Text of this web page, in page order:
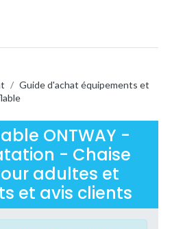
/ Guide d'achat équipements et
ONTWAY -
- Chaise
adultes et
et avis clients